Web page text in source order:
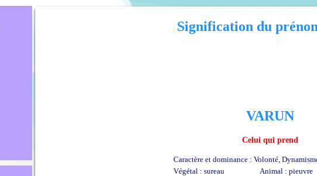
Signification du
VARUN
Celui qui prend
Caractère et dominance : Volonté,
Végétal : sureau
Animal : pieuvre